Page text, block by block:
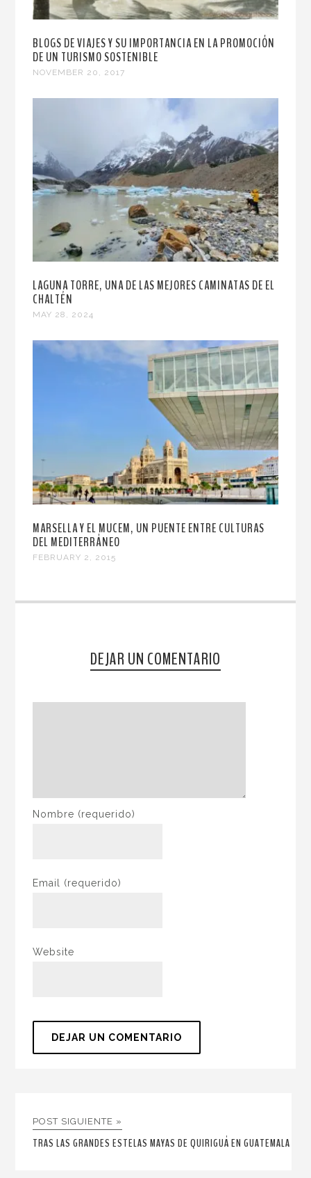
BLOGS DE VIAJES Y SU IMPORTANCIA EN LA PROMOCIÓN
DE UN TURISMO SOSTENIBLE
NOVEMBER 20, 2017
LAGUNA TORRE, UNA DE LAS MEJORES CAMINATAS DE EL
CHALTÉN
MAY 28, 2024
MARSELLA Y EL MUCEM, UN PUENTE ENTRE CULTURAS
DEL MEDITERRÁNEO
FEBRUARY 2, 2015
DEJAR UN COMENTARIO
Nombre (requerido)
Email (requerido)
Website
POST SIGUIENTE »
TRAS LAS GRANDES ESTELAS MAYAS DE QUIRIGUÁ EN GUATEMALA